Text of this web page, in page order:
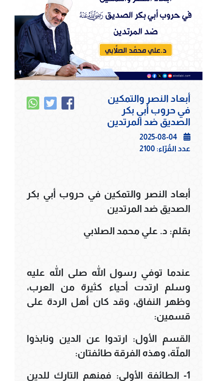
أبعاد النصر والتمكين
في حروب أبي بكر
الصديق ضد المرتدين
2025-08-04
عدد القُرّاء: 2100
أبعاد النصر والتمكين في حروب أبي بكر
الصديق ضد المرتدين
بقلم: د. علي محمد الصلابي
عندما توفي رسول الله صلى الله عليه
وسلم ارتدت أحياء كثيرة من العرب،
وظهر النفاق، وقد كان أهل الردة على
قسمين:
القسم الأول: ارتدوا عن الدين ونابذوا
الملّة، وهذه الفرقة طائفتان:
1- الطائفة الأولى: فمنهم التارك للدين